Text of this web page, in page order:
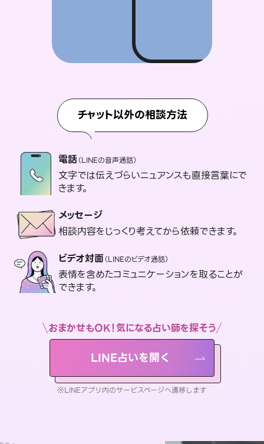
チャット以外の相談方法
電話（LINEの音声通話）
文字では伝えづらいニュアンスも直接言葉にで
きます。
メッセージ
相談内容をじっくり考えてから依頼できます。
ビデオ対面（LINEのビデオ通話）
表情を含めたコミュニケーションを取ることが
できます。
おまかせもOK！気になる占い師を探そう
LINE占いを開く
※LINEアプリ内のサービスページへ遷移します